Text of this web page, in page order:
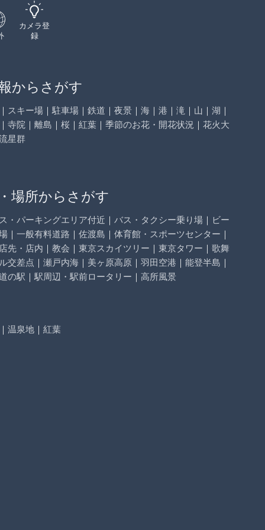
カメラ登
録
からさがす
｜ スキー場 ｜ 駐車場 ｜ 鉄道 ｜ 夜景 ｜ 海 ｜ 港 ｜ 滝 ｜ 山 ｜ 湖 ｜
｜ 寺院 ｜ 離島 ｜ 桜 ｜ 紅葉 ｜ 季節のお花・開花状況 ｜ 花火大
星群
場所からさがす
・パーキングエリア付近 ｜ バス・タクシー乗り場 ｜ ビー
｜ 一般有料道路 ｜ 佐渡島 ｜ 体育館・スポーツセンター ｜
店先・店内 ｜ 教会 ｜ 東京スカイツリー ｜ 東京タワー ｜ 歌舞
交差点 ｜ 瀬戸内海 ｜ 美ヶ原高原 ｜ 羽田空港 ｜ 能登半島 ｜
の駅 ｜ 駅周辺・駅前ロータリー ｜ 高所風景
｜ 温泉地 ｜ 紅葉